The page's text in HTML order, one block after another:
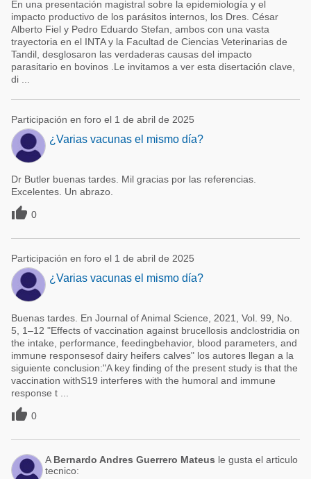
En una presentación magistral sobre la epidemiología y el
impacto productivo de los parásitos internos, los Dres. César
Alberto Fiel y Pedro Eduardo Stefan, ambos con una vasta
trayectoria en el INTA y la Facultad de Ciencias Veterinarias de
Tandil, desglosaron las verdaderas causas del impacto
parasitario en bovinos .Le invitamos a ver esta disertación clave,
di ...
Participación en foro el 1 de abril de 2025
¿Varias vacunas el mismo día?
Dr Butler buenas tardes. Mil gracias por las referencias.
Excelentes. Un abrazo.
 0
Participación en foro el 1 de abril de 2025
¿Varias vacunas el mismo día?
Buenas tardes. En Journal of Animal Science, 2021, Vol. 99, No.
5, 1–12 "Effects of vaccination against brucellosis andclostridia on
the intake, performance, feedingbehavior, blood parameters, and
immune responsesof dairy heifers calves" los autores llegan a la
siguiente conclusion:"A key finding of the present study is that the
vaccination withS19 interferes with the humoral and immune
response t ...
 0
A Bernardo Andres Guerrero Mateus le gusta el articulo
tecnico: